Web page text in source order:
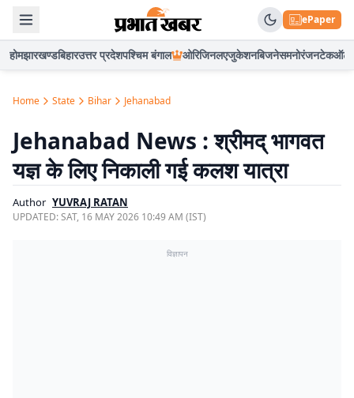
ePaper
होमझारखण्डबिहारउत्तर प्रदेशपश्चिम बंगाल ओरिजिनलएजुकेशनबिजनेसमनोरंजनटेकऑटो
Home State Bihar Jehanabad
Jehanabad News : श्रीमद् भागवत
यज्ञ के लिए निकाली गई कलश यात्रा
Author YUVRAJ RATAN
UPDATED:SAT, 16 MAY 2026 10:49 AM (IST)
विज्ञापन